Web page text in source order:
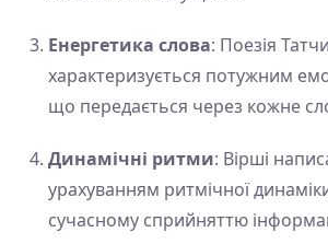
Енергетика слова: Поезія
характеризується потужним
що передається через кожне
Динамічні ритми: Вірші
урахуванням ритмічної
сучасному сприйняттю